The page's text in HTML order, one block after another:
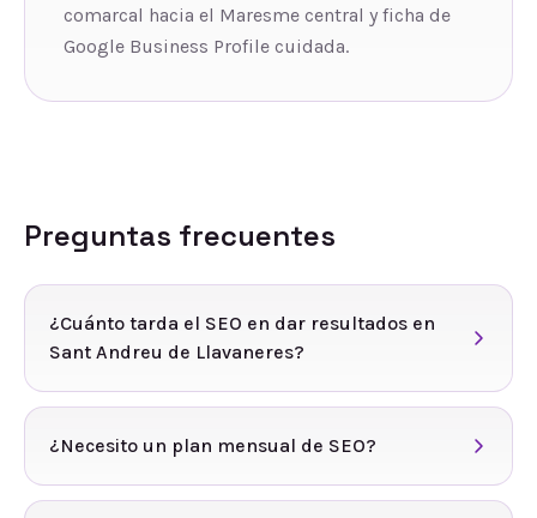
comarcal hacia el Maresme central y ficha de
Google Business Profile cuidada.
Preguntas frecuentes
¿Cuánto tarda el SEO en dar resultados en
Sant Andreu de Llavaneres?
¿Necesito un plan mensual de SEO?